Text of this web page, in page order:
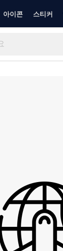
아이콘 스티커